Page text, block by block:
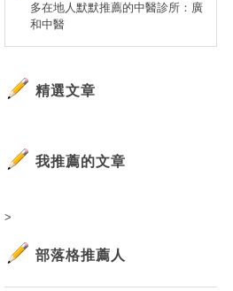
多在地人默默推薦的中醫診所：廣
和中醫
精選文章
我推薦的文章
>
部落格推薦人